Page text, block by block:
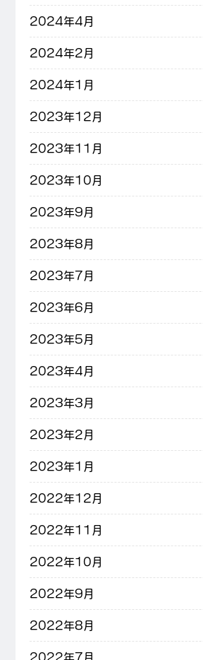
2024年4月
2024年2月
2024年1月
2023年12月
2023年11月
2023年10月
2023年9月
2023年8月
2023年7月
2023年6月
2023年5月
2023年4月
2023年3月
2023年2月
2023年1月
2022年12月
2022年11月
2022年10月
2022年9月
2022年8月
2022年7月